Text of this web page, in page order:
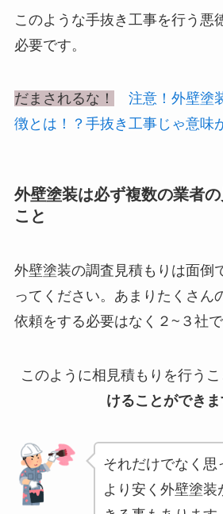
このような手抜き工事を行う 悪
必要です。
だまされるな！
注意！外壁塗
徴とは！？手抜き工事じゃ意味
外壁塗装は必ず複数の業者
こと
外壁塗装の調査見積もりは面倒
ってください。あまりたくさん
依頼をする必要はなく２~３社で
このように相見積もりを行う
けることができま
それだけでなく思
より安く外壁塗装